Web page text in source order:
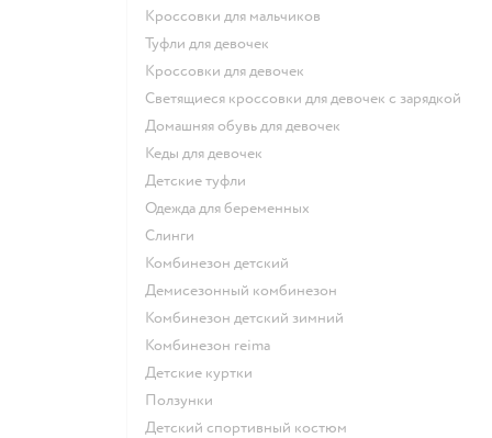
Кроссовки для мальчиков
Туфли для девочек
Кроссовки для девочек
Светящиеся кроссовки для девочек с зарядкой
Домашняя обувь для девочек
Кеды для девочек
Детские туфли
Одежда для беременных
Слинги
Комбинезон детский
Демисезонный комбинезон
Комбинезон детский зимний
Комбинезон reima
Детские куртки
Ползунки
Детский спортивный костюм